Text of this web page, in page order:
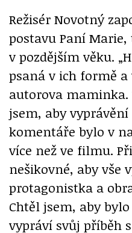
Režisér Novotný
postavu Paní
v pozdějším věku.
psaná v ich formě
autorova maminka.
jsem, aby
komentáře bylo v
více než ve filmu.
nešikovné, aby vše
protagonistka a
Chtěl jsem, aby
vypráví svůj příběh